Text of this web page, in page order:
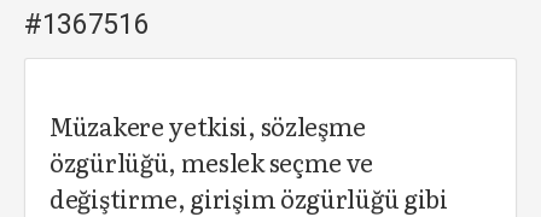
#1367516
Müzakere yetkisi, sözleşme
özgürlüğü, meslek seçme ve
değiştirme, girişim özgürlüğü gibi